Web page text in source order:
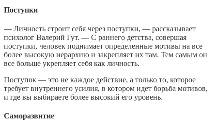
Поступки
— Личность строит себя через поступки, — рассказывает
психолог Валерий Гут. — С раннего детства, совершая
поступки, человек поднимает определенные мотивы на все
более высокую иерархию и закрепляет их там. Тем самым он
все больше укрепляет себя как личность.
Поступок — это не каждое действие, а только то, которое
требует внутреннего усилия, в котором идет борьба мотивов,
и где вы выбираете более высокий его уровень.
Саморазвитие